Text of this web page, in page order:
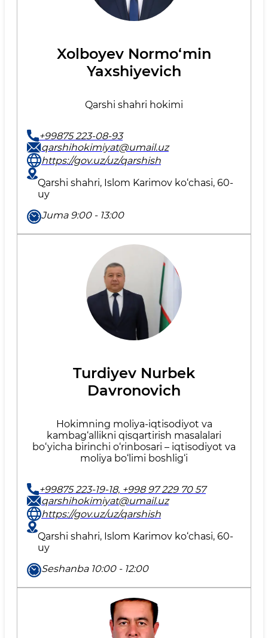
Xolboyev Normo‘min
Yaxshiyevich
Qarshi shahri hokimi
+99875 223-08-93
qarshihokimiyat@umail.uz
https://gov.uz/uz/qarshish
Qarshi shahri, Islom Karimov ko‘chasi, 60-
uy
Juma 9:00 - 13:00
Turdiyev Nurbek
Davronovich
Hokimning moliya-iqtisodiyot va
kambag‘allikni qisqartirish masalalari
bo‘yicha birinchi o‘rinbosari – iqtisodiyot va
moliya bo‘limi boshlig‘i
+99875 223-19-18, +998 97 229 70 57
qarshihokimiyat@umail.uz
https://gov.uz/uz/qarshish
Qarshi shahri, Islom Karimov ko‘chasi, 60-
uy
Seshanba 10:00 - 12:00